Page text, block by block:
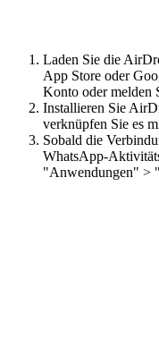
Laden Sie die
App Store oder
Konto oder melden
Installieren Sie
verknüpfen Sie es
Sobald die
WhatsApp-
"Anwendungen" >